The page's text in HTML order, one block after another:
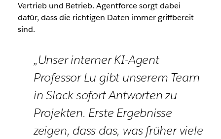
Vertrieb und Betrieb. Agentforce sorgt dabei
dafür, dass die richtigen Daten immer griffbereit
sind.
„Unser interner KI-Agent
Professor Lu gibt unserem Team
in Slack sofort Antworten zu
Projekten. Erste Ergebnisse
zeigen, dass das, was früher viele